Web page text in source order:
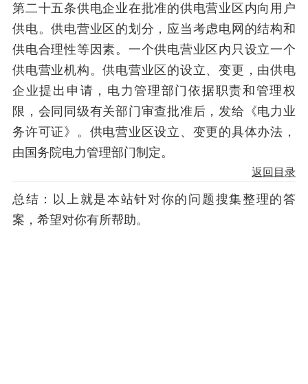
第二十五条供电企业在批准的供电营业区内向用户
供电。供电营业区的划分，应当考虑电网的结构和
供电合理性等因素。一个供电营业区内只设立一个
供电营业机构。供电营业区的设立、变更，由供电
企业提出申请，电力管理部门依据职责和管理权
限，会同同级有关部门审查批准后，发给《电力业
务许可证》。供电营业区设立、变更的具体办法，
由国务院电力管理部门制定。
返回目录
总结：以上就是本站针对你的问题搜集整理的答
案，希望对你有所帮助。